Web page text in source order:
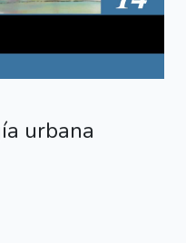
urbana